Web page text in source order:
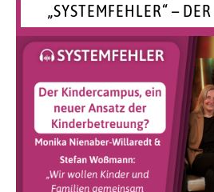
„SYSTEMFEHLER“ –